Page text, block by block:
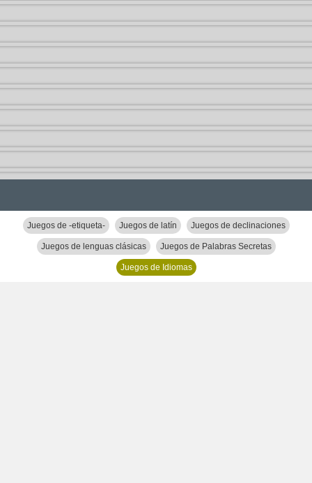
Juegos de -etiqueta- Juegos de latín Juegos de declinaciones
Juegos de lenguas clásicas Juegos de Palabras Secretas
Juegos de Idiomas